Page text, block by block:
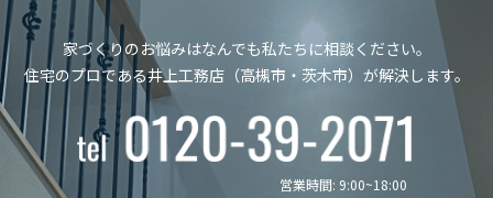
家づくりのお悩みはなんでも私たちに相談ください。
住宅のプロである井上工務店（高槻市・茨木市）が解決します。
営業時間: 9:00~18:00